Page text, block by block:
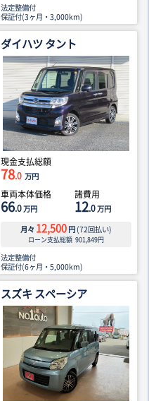
法定整備付
保証付(3ヶ月・3,000km)
ダイハツ タント
現金支払総額
78.0 万円
車両本体価格
66.0万円
諸費用
12.0万円
月々 12,500 円 (72回払い)
ローン支払総額 901,849円
法定整備付
保証付(6ヶ月・5,000km)
スズキ スペーシア